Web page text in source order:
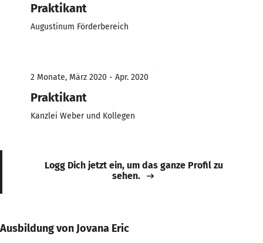
Praktikant
Augustinum Förderbereich
2 Monate, März 2020 - Apr. 2020
Praktikant
Kanzlei Weber und Kollegen
Logg Dich jetzt ein, um das ganze Profil zu
sehen.
Ausbildung von Jovana Eric